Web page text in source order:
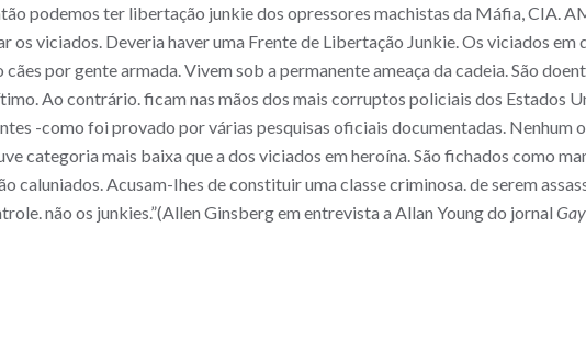
podemos ter libertação junkie dos opressores machistas da Máfia, CIA.
viciados. Deveria haver uma Frente de Libertação Junkie. Os viciados em
por gente armada. Vivem sob a permanente ameaça da cadeia. São
Ao contrário. ficam nas mãos dos mais corruptos policiais dos Estados
-como foi provado por várias pesquisas oficiais documentadas. Nenhum
categoria mais baixa que a dos viciados em heroína. São fichados como
caluniados. Acusam-Ihes de constituir uma classe criminosa. de serem
não os junkies.”(Allen Ginsberg em entrevista a Allan Young do jornal